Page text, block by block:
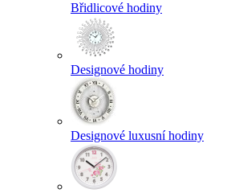
Břidlicové hodiny
Designové hodiny
Designové luxusní hodiny